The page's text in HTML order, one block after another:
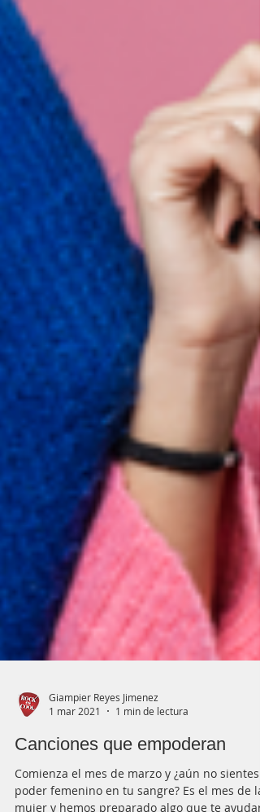
Giampier Reyes Jimenez
Canciones que empoderan